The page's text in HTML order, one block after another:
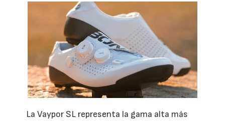
La Vaypor SL representa la gama alta más